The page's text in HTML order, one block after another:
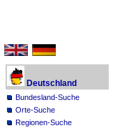
Deutschland
Bundesland-Suche
Orte-Suche
Regionen-Suche